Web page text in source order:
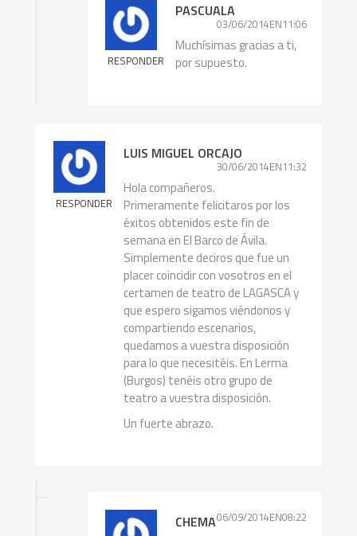
RESPONDER
PASCUALA
03/06/2014EN11:06
Muchísimas gracias a ti,
por supuesto.
RESPONDER
LUIS MIGUEL ORCAJO
30/06/2014EN11:32
Hola compañeros.
Primeramente felicitaros por los
éxitos obtenidos este fin de
semana en El Barco de Ávila.
Simplemente deciros que fue un
placer coincidir con vosotros en el
certamen de teatro de LAGASCA y
que espero sigamos viéndonos y
compartiendo escenarios,
quedamos a vuestra disposición
para lo que necesitéis. En Lerma
(Burgos) tenéis otro grupo de
teatro a vuestra disposición.
Un fuerte abrazo.
CHEMA06/09/2014EN08:22